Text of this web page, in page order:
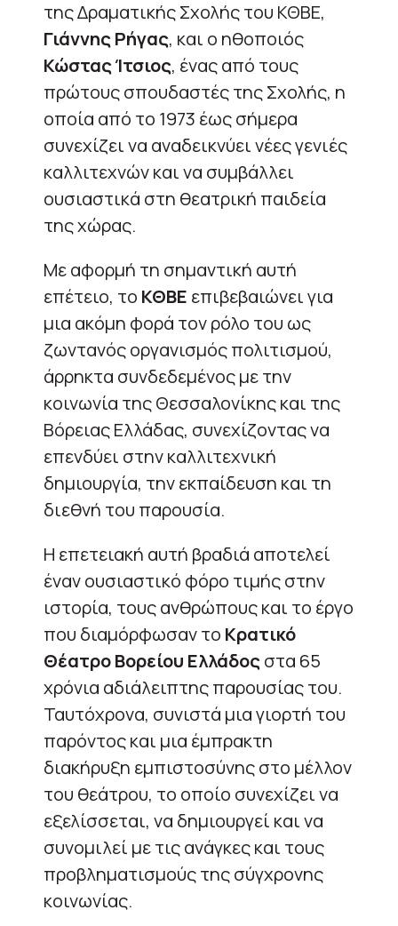
της Δραματικής Σχολής του ΚΘΒΕ,
Γιάννης Ρήγας, και ο ηθοποιός
Κώστας Ίτσιος, ένας από τους
πρώτους σπουδαστές της Σχολής, η
οποία από το 1973 έως σήμερα
συνεχίζει να αναδεικνύει νέες γενιές
καλλιτεχνών και να συμβάλλει
ουσιαστικά στη θεατρική παιδεία
της χώρας.
Με αφορμή τη σημαντική αυτή
επέτειο, το ΚΘΒΕ επιβεβαιώνει για
μια ακόμη φορά τον ρόλο του ως
ζωντανός οργανισμός πολιτισμού,
άρρηκτα συνδεδεμένος με την
κοινωνία της Θεσσαλονίκης και της
Βόρειας Ελλάδας, συνεχίζοντας να
επενδύει στην καλλιτεχνική
δημιουργία, την εκπαίδευση και τη
διεθνή του παρουσία.
Η επετειακή αυτή βραδιά αποτελεί
έναν ουσιαστικό φόρο τιμής στην
ιστορία, τους ανθρώπους και το έργο
που διαμόρφωσαν το Κρατικό
Θέατρο Βορείου Ελλάδοςστα 65
χρόνια αδιάλειπτης παρουσίας του.
Ταυτόχρονα, συνιστά μια γιορτή του
παρόντος και μια έμπρακτη
διακήρυξη εμπιστοσύνης στο μέλλον
του θεάτρου, το οποίο συνεχίζει να
εξελίσσεται, να δημιουργεί και να
συνομιλεί με τις ανάγκες και τους
προβληματισμούς της σύγχρονης
κοινωνίας.